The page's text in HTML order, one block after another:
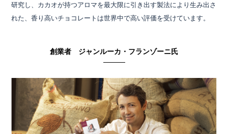
研究し、カカオが持つアロマを最大限に引き出す製法により生み出さ
れた、香り高いチョコレートは世界中で高い評価を受けています。
創業者 ジャンルーカ・フランゾーニ氏